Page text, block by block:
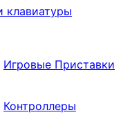
клавиатуры
Игровые Приставки
Контроллеры